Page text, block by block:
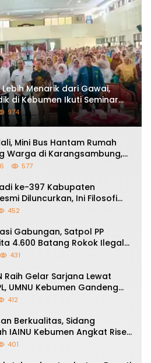
Menarik dari Gawai,
di Kebumen Ikuti Seminar
To Be a Great Teacher”
974
Mini Bus Hantam Rumah
Warga di Karangsambung,
577
ke-397 Kabupaten
Diluncurkan, Ini Filosofi
Balik Angka 397
452
Gabungan, Satpol PP
4.600 Batang Rokok Ilegal
431
Raih Gelar Sarjana Lewat
UMNU Kebumen Gandeng
Berpredikat WBK
412
Berkualitas, Sidang
IAINU Kebumen Angkat Riset
Sejak SD
401